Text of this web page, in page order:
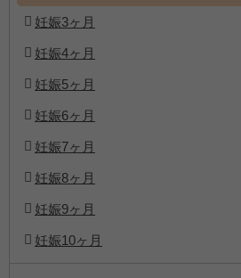
妊娠3ヶ月
妊娠4ヶ月
妊娠5ヶ月
妊娠6ヶ月
妊娠7ヶ月
妊娠8ヶ月
妊娠9ヶ月
妊娠10ヶ月